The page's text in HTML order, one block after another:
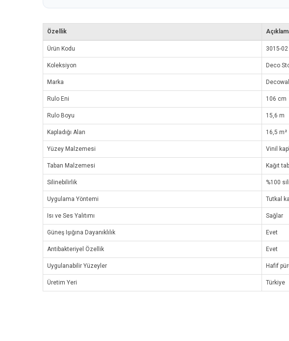
Özellik
Ürün Kodu 3015-02
Koleksiyon Deco
Marka Decowall
Rulo Eni 106 cm
Rulo Boyu 15,6 m
Kapladığı Alan 16,5 m²
Yüzey Malzemesi Vinil
Taban Malzemesi Kağıt
Silinebilirlik %100
Uygulama Yöntemi Tutkal
Isı ve Ses Yalıtımı Sağlar
Güneş Işığına Dayanıklılık Evet
Antibakteriyel Özellik Evet
Uygulanabilir Yüzeyler Hafif
Üretim Yeri Türkiye